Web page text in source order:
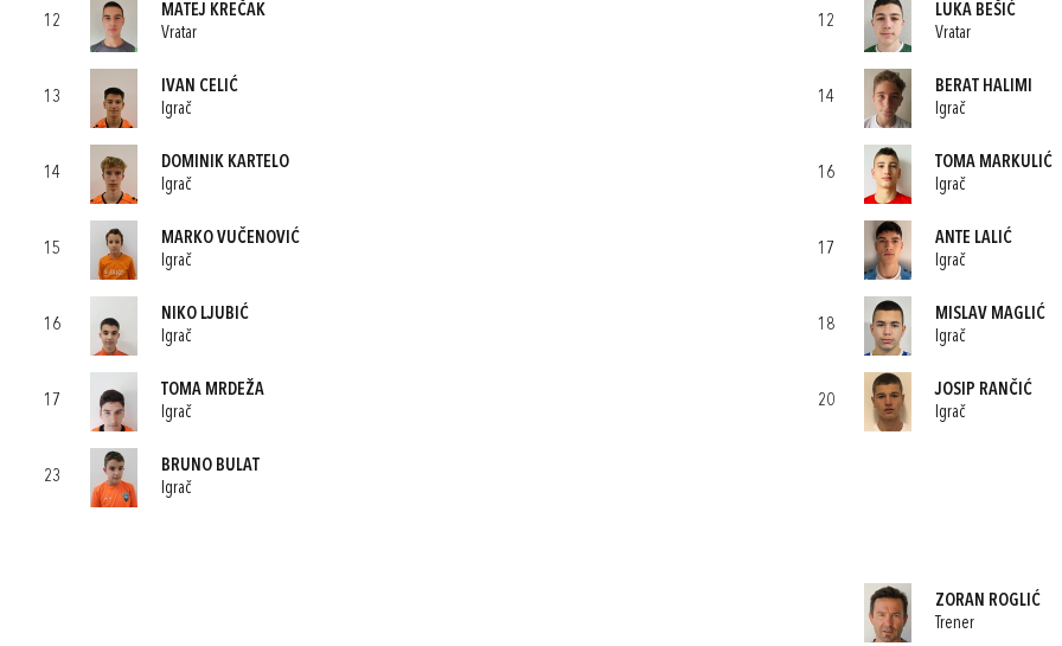
12
MATEJ KREČAK
Vratar
13
IVAN CELIĆ
Igrač
14
DOMINIK KARTELO
Igrač
15
MARKO VUČENOVIĆ
Igrač
16
NIKO LJUBIĆ
Igrač
17
TOMA MRDEŽA
Igrač
23
BRUNO BULAT
Igrač
12
LUKA BEŠIĆ
Vratar
14
BERAT HALIMI
Igrač
16
TOMA MARKULIĆ
Igrač
17
ANTE LALIĆ
Igrač
18
MISLAV MAGLIĆ
Igrač
20
JOSIP RANČIĆ
Igrač
ZORAN ROGLIĆ
Trener